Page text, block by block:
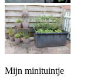
Mijn minituintje